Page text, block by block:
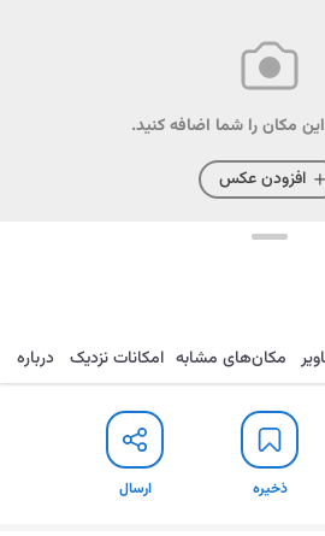
مکان را شما اضافه کنید.
افزودن عکس
ارسال
مکان‌های مشابه امکانات نزدیک درباره
ذخیره ارسال